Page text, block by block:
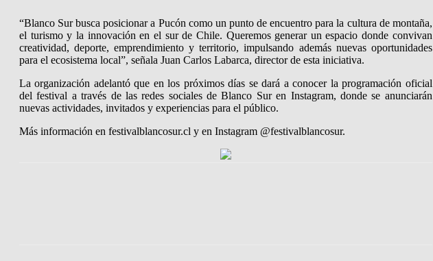
“Blanco Sur busca posicionar a Pucón como un punto de encuentro para la cultura de montaña,
el turismo y la innovación en el sur de Chile. Queremos generar un espacio donde convivan
creatividad, deporte, emprendimiento y territorio, impulsando además nuevas oportunidades
para el ecosistema local”, señala Juan Carlos Labarca, director de esta iniciativa.
La organización adelantó que en los próximos días se dará a conocer la programación oficial
del festival a través de las redes sociales de Blanco Sur en Instagram, donde se anunciarán
nuevas actividades, invitados y experiencias para el público.
Más información en festivalblancosur.cl y en Instagram @festivalblancosur.